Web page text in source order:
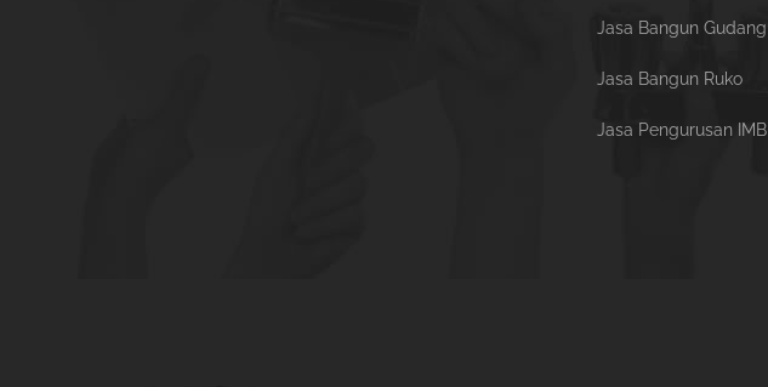
Jasa Bangun Gudang
Jasa Bangun Ruko
Jasa Pengurusan IMB